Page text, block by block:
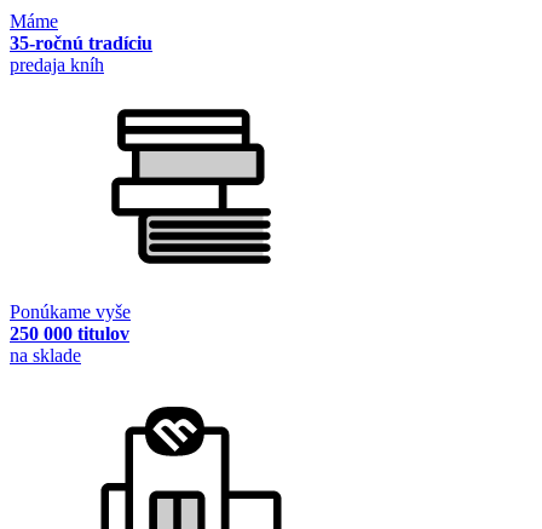
Máme
35-ročnú tradíciu
predaja kníh
Ponúkame vyše
250 000 titulov
na sklade